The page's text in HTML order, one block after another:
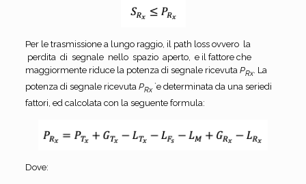
Per le trasmissione a lungo raggio, il path loss ovvero la
perdita di segnale nello spazio aperto, e il fattore che
maggiormente riduce la potenza di segnale ricevuta PRx. La
potenza di segnale ricevuta PRx `e determinata da una seriedi
fattori, ed calcolata con la seguente formula:
Dove: